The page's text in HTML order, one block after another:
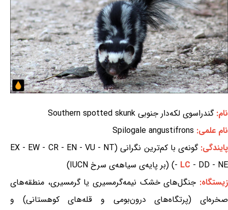
نام:گندراسوی لکه‌دار جنوبی Southern spotted skunk
نام علمی: Spilogale angustifrons
پایندگی:
گونه‌ی با کم‌ترین نگرانی (EX - EW - CR - EN - VU - NT
- LC - DD - NE) (بر پایه‌ی سیاهه‌ی سرخ IUCN)
زیستگاه: جنگل‌های خشک نیمه‌گرمسیری یا گرمسیری، منطقه‌های
صخره‌ای (پرتگاه‌های درون‌بومی و قله‌های کوهستانی) و